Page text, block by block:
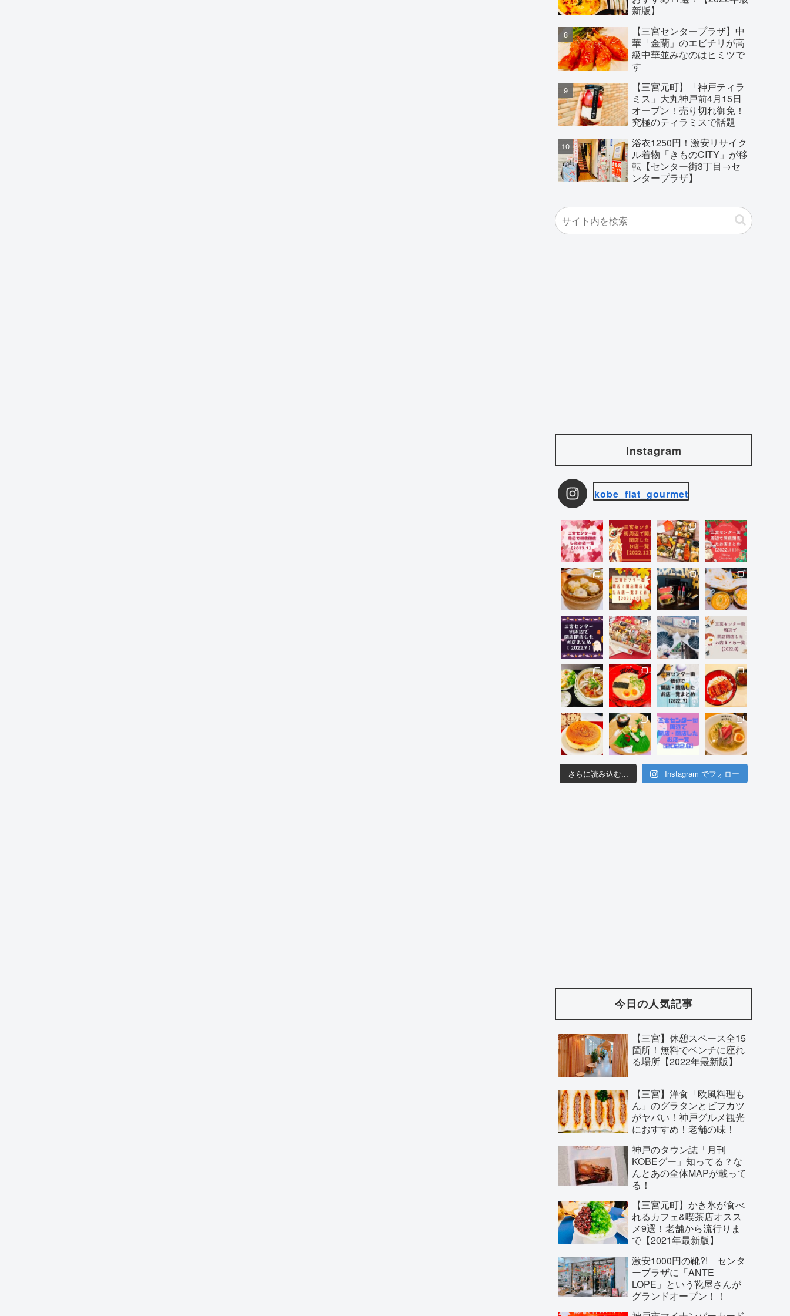
新版】
【三宮センタープラザ】中
華「金蘭」のエビチリが高
級中華並みなのはヒミツで
す
【三宮元町】「神戸ティラ
ミス」大丸神戸前4月15日
オープン！売り切れ御免！
究極のティラミスで話題
浴衣1250円！激安リサイク
ル着物「きものCITY」が移
転【センター街3丁目→セ
ンタープラザ】
Instagram
kobe_flat_gourmet
さらに読み込む... Instagram でフォロー
今日の人気記事
【三宮】休憩スペース全15
箇所！無料でベンチに座れ
る場所【2022年最新版】
【三宮】洋食「欧風料理も
ん」のグラタンとビフカツ
がヤバい！神戸グルメ観光
におすすめ！老舗の味！
神戸のタウン誌「月刊
KOBEグー」知ってる？な
んとあの全体MAPが載って
る！
【三宮元町】かき氷が食べ
れるカフェ&喫茶店オスス
メ9選！老舗から流行りま
で【2021年最新版】
激安1000円の靴?! センタ
ープラザに「ANTE
LOPE」という靴屋さんが
グランドオープン！！